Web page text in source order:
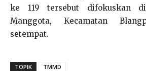
ke 119 tersebut difokuskan
Manggota, Kecamatan
setempat.
TOPIK TMMD